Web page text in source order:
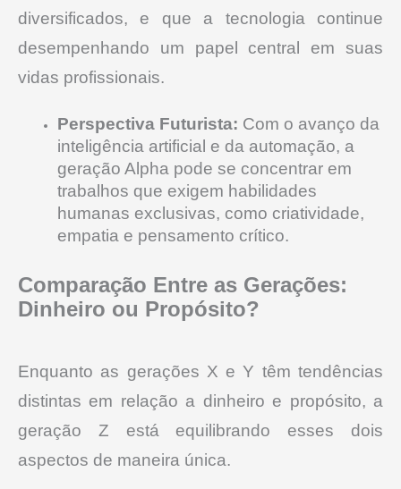
diversificados, e que a tecnologia continue
desempenhando um papel central em suas
vidas profissionais.
Perspectiva Futurista: Com o avanço da
inteligência artificial e da automação, a
geração Alpha pode se concentrar em
trabalhos que exigem habilidades
humanas exclusivas, como criatividade,
empatia e pensamento crítico.
Comparação Entre as Gerações:
Dinheiro ou Propósito?
Enquanto as gerações X e Y têm tendências
distintas em relação a dinheiro e propósito, a
geração Z está equilibrando esses dois
aspectos de maneira única.